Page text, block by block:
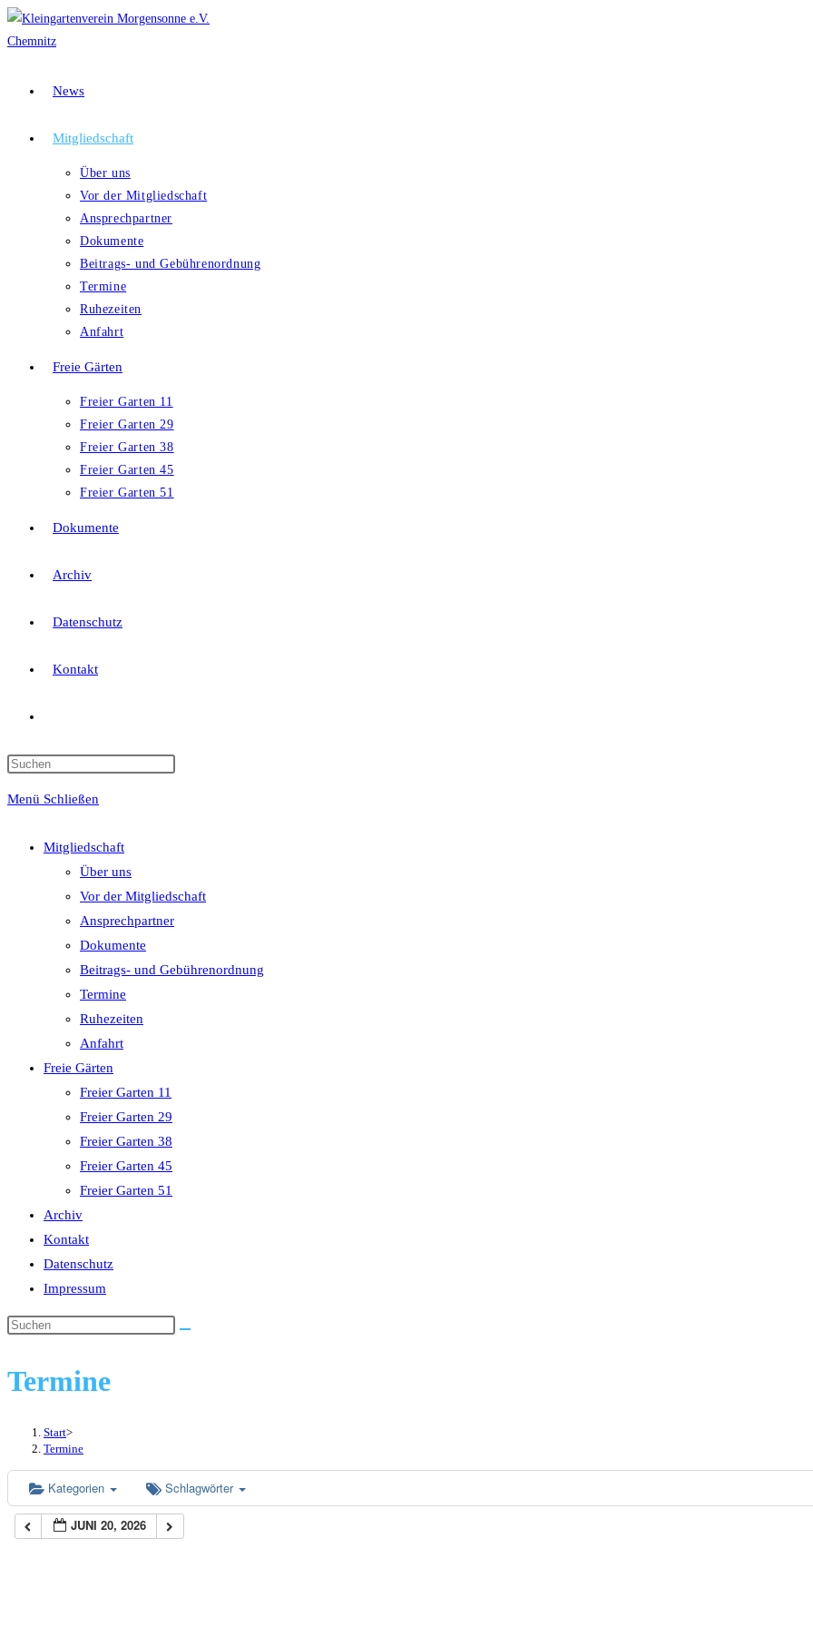
Zum
Inhalt
News
Mitgliedschaft
Über uns
Vor der Mitgliedschaft
Ansprechpartner
Dokumente
Beitrags- und Gebührenordnung
Termine
Ruhezeiten
Anfahrt
Freie Gärten
Freier Garten 11
Freier Garten 29
Freier Garten 38
Freier Garten 45
Freier Garten 51
Dokumente
Archiv
Datenschutz
Kontakt
umschalten
panel.
Menü Schließen
Mitgliedschaft
Über uns
Vor der Mitgliedschaft
Ansprechpartner
Dokumente
Beitrags- und Gebührenordnung
Termine
Ruhezeiten
Anfahrt
Freie Gärten
Freier Garten 11
Freier Garten 29
Freier Garten 38
Freier Garten 45
Freier Garten 51
Archiv
Kontakt
Datenschutz
Impressum
Diese
durchsuchen
Termine
Start>
Termine
Kategorien Schlagwörter
JUNI 20, 2026